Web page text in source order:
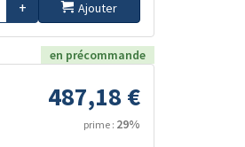
+ Ajouter
en précommande
487,18 €
prime : 29%